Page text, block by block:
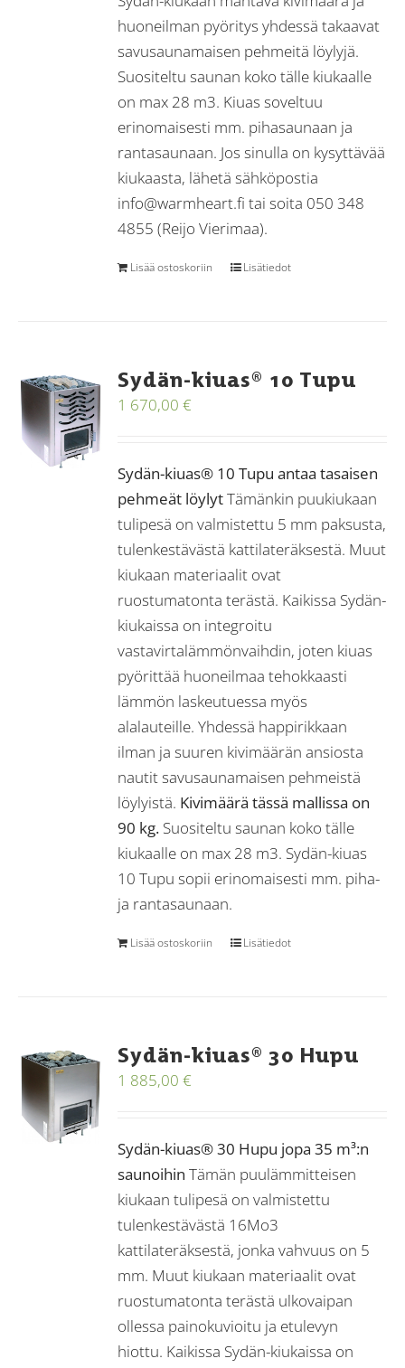
huoneilman pyöritys yhdessä takaavat
savusaunamaisen pehmeitä löylyjä.
Suositeltu saunan koko tälle kiukaalle
on max 28 m3. Kiuas soveltuu
erinomaisesti mm. pihasaunaan ja
rantasaunaan. Jos sinulla on kysyttävää
kiukaasta, lähetä sähköpostia
info@warmheart.fi tai soita 050 348
4855 (Reijo Vierimaa).
Lisää ostoskoriin Lisätiedot
Sydän-kiuas® 10 Tupu
1 670,00€
Sydän-kiuas® 10 Tupu antaa tasaisen
pehmeät löylytTämänkin puukiukaan
tulipesä on valmistettu 5 mm paksusta,
tulenkestävästä kattilateräksestä. Muut
kiukaan materiaalit ovat
ruostumatonta terästä. Kaikissa Sydän-
kiukaissa on integroitu
vastavirtalämmönvaihdin, joten kiuas
pyörittää huoneilmaa tehokkaasti
lämmön laskeutuessa myös
alalauteille. Yhdessä happirikkaan
ilman ja suuren kivimäärän ansiosta
nautit savusaunamaisen pehmeistä
löylyistä. Kivimäärä tässä mallissa on
90 kg. Suositeltu saunan koko tälle
kiukaalle on max 28 m3. Sydän-kiuas
10 Tupu sopii erinomaisesti mm. piha-
ja rantasaunaan.
Lisää ostoskoriin Lisätiedot
Sydän-kiuas® 30 Hupu
1 885,00€
Sydän-kiuas® 30 Hupu jopa 35 m³:n
saunoihin Tämän puulämmitteisen
kiukaan tulipesä on valmistettu
tulenkestävästä 16Mo3
kattilateräksestä, jonka vahvuus on 5
mm. Muut kiukaan materiaalit ovat
ruostumatonta terästä ulkovaipan
ollessa painokuvioitu ja etulevyn
hiottu. Kaikissa Sydän-kiukaissa on